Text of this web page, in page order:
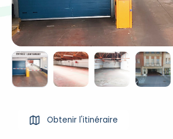
Obtenir l'itinéraire